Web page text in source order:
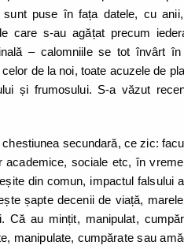
sunt puse în fața datele, cu
care s-au agățat precum
– calomniile se tot învârt
de la noi, toate acuzele de
și frumosului. S-a văzut
chestiunea secundară, ce zic:
academice, sociale etc, în
din comun, impactul falsului
șapte decenii de viață,
Că au mințit, manipulat,
manipulate, cumpărate sau